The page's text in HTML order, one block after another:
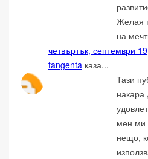
Желая
на
четвъртък, септември
tangenta каза...
Тази
накара
мен ми
нещо,